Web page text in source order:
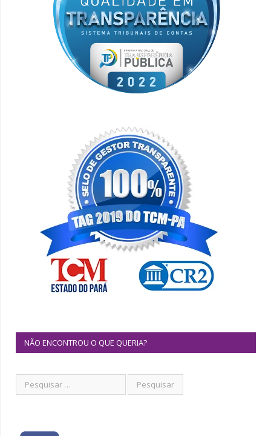
NÃO ENCONTROU O QUE QUERIA?